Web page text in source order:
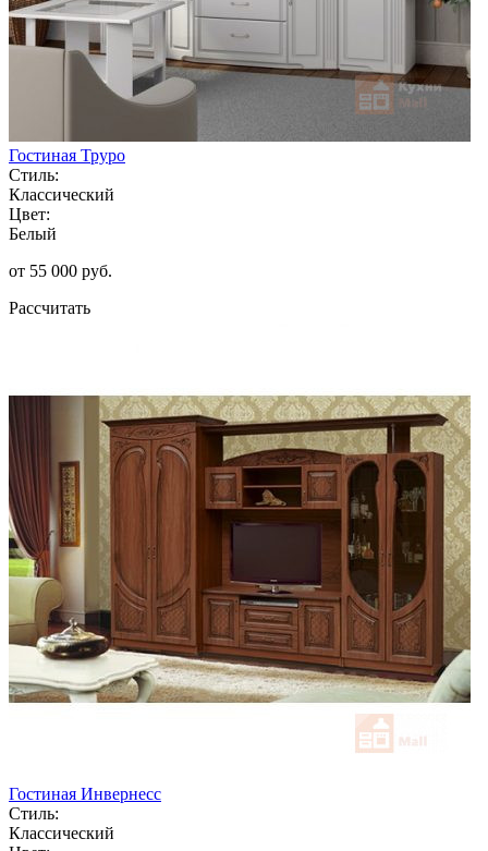
Гостиная Труро
Стиль:
Классический
Цвет:
Белый
от 55 000 руб.
Рассчитать
Гостиная Инвернесс
Стиль:
Классический